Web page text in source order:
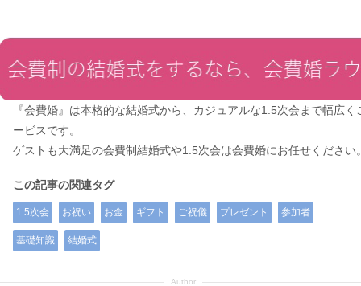
『会費婚』は本格的な結婚式から、カジュアルな1.5次会まで幅広
ービスです。
ゲストも大満足の会費制結婚式や1.5次会は会費婚にお任せください
この記事の関連タグ
1.5次会 お祝い お金 ギフト ご祝儀 プレゼント 参加者
基礎知識 結婚式